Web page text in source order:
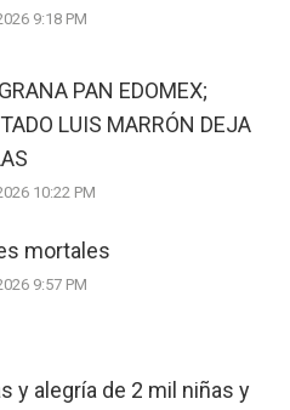
9:18 PM
PAN EDOMEX;
LUIS MARRÓN DEJA
10:22 PM
mortales
9:57 PM
y alegría de 2 mil niñas y